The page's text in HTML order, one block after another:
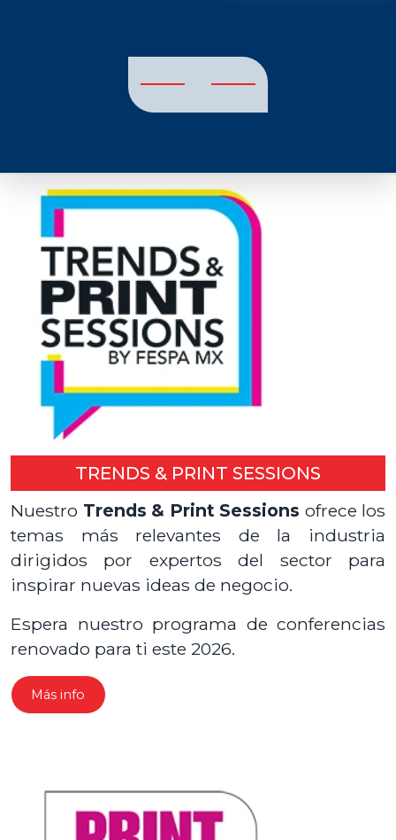
TRENDS & PRINT SESSIONS
Nuestro Trends & Print Sessions ofrece los
temas más relevantes de la industria
dirigidos por expertos del sector para
inspirar nuevas ideas de negocio.
Espera nuestro programa de conferencias
renovado para ti este 2026.
Más info